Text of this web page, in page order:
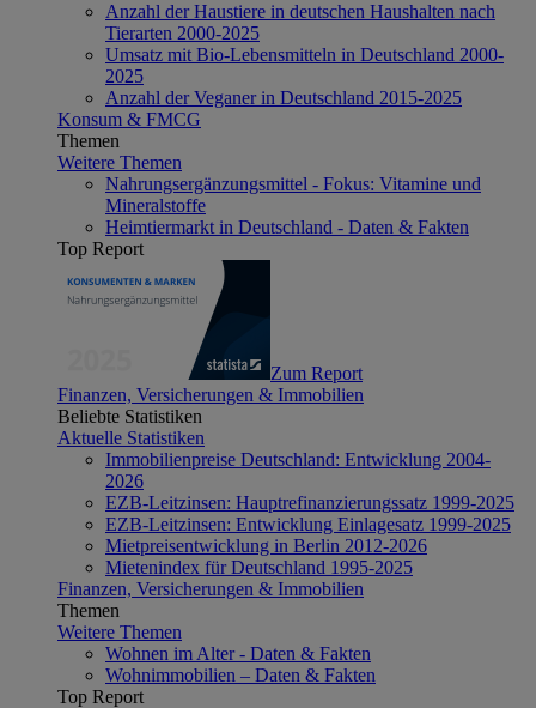
Anzahl der Haustiere in deutschen Haushalten nach
Tierarten 2000-2025
Umsatz mit Bio-Lebensmitteln in Deutschland 2000-
2025
Anzahl der Veganer in Deutschland 2015-2025
Konsum & FMCG
Themen
Weitere Themen
Nahrungsergänzungsmittel - Fokus: Vitamine und
Mineralstoffe
Heimtiermarkt in Deutschland - Daten & Fakten
Top Report
Zum Report
Finanzen, Versicherungen & Immobilien
Beliebte Statistiken
Aktuelle Statistiken
Immobilienpreise Deutschland: Entwicklung 2004-
2026
EZB-Leitzinsen: Hauptrefinanzierungssatz 1999-2025
EZB-Leitzinsen: Entwicklung Einlagesatz 1999-2025
Mietpreisentwicklung in Berlin 2012-2026
Mietenindex für Deutschland 1995-2025
Finanzen, Versicherungen & Immobilien
Themen
Weitere Themen
Wohnen im Alter - Daten & Fakten
Wohnimmobilien – Daten & Fakten
Top Report